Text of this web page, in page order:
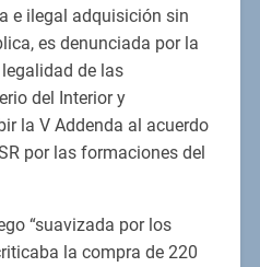
e ilegal adquisición sin
es denunciada por la
de las
del Interior y
la V Addenda al acuerdo
por las formaciones del
“suavizada por los
la compra de 220